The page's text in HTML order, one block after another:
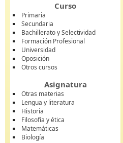
Curso
Primaria
Secundaria
Bachillerato y Selectividad
Formación Profesional
Universidad
Oposición
Otros cursos
Asignatura
Otras materias
Lengua y literatura
Historia
Filosofía y ética
Matemáticas
Biología